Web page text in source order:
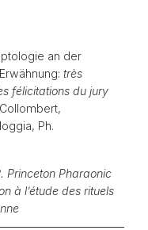
an der
très
félicitations du jury
Ph.
Princeton Pharaonic
à l’étude des rituels